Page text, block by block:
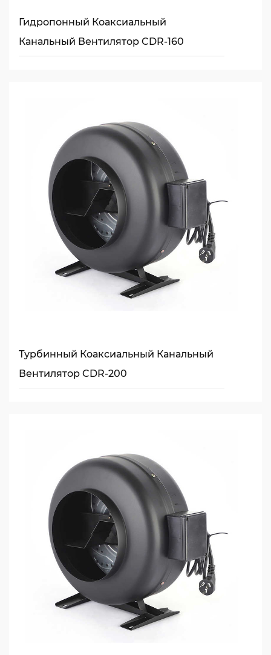
Гидропонный Коаксиальный
Канальный Вентилятор CDR-160
Турбинный Коаксиальный Канальный
Вентилятор CDR-200